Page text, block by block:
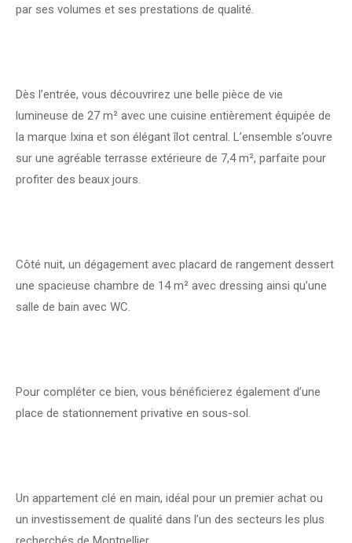
par ses volumes et ses prestations de qualité.
Dès l’entrée, vous découvrirez une belle pièce de vie
lumineuse de 27 m² avec une cuisine entièrement équipée de
la marque Ixina et son élégant îlot central. L’ensemble s’ouvre
sur une agréable terrasse extérieure de 7,4 m², parfaite pour
profiter des beaux jours.
Côté nuit, un dégagement avec placard de rangement dessert
une spacieuse chambre de 14 m² avec dressing ainsi qu’une
salle de bain avec WC.
Pour compléter ce bien, vous bénéficierez également d’une
place de stationnement privative en sous-sol.
Un appartement clé en main, idéal pour un premier achat ou
un investissement de qualité dans l’un des secteurs les plus